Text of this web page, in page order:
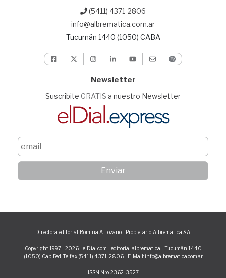
(5411) 4371-2806
info@albrematica.com.ar
Tucumán 1440 (1050) CABA
Newsletter
Suscribite GRATIS a nuestro Newsletter
Directora editorial: Romina A. Lozano - Propietario: Albrematica S.A.
Copyright 1997 - 2026 - elDial.com - editorial albrematica - Tucumán 1440
(1050) Cap. Fed. Telfax (5411) 4371-2806 - E-Mail: info@albrematica.com.ar
ISSN Nro. 2362-3527